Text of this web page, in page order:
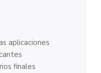
aplicaciones
finales